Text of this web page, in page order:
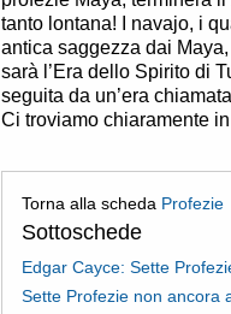
tanto lontana! I navajo, i
antica saggezza dai
sarà l’Era dello Spirito di
seguita da un’era
Ci troviamo chiaramente
Torna alla scheda Profezie
Sottoschede
Edgar Cayce: Sette
Sette Profezie non ancora